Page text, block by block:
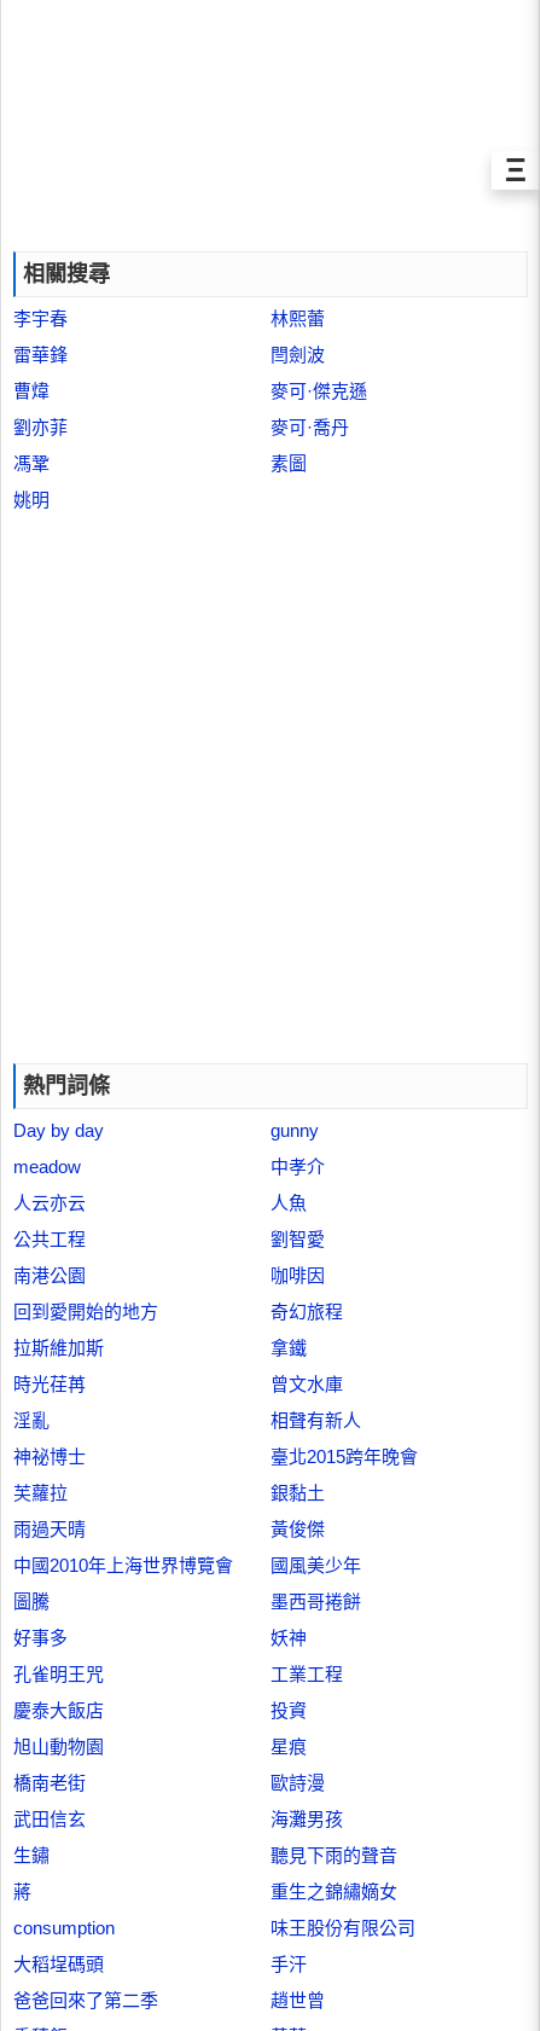
相關搜尋
李宇春
林熙蕾
雷華鋒
閆劍波
曹煒
麥可·傑克遜
劉亦菲
麥可·喬丹
馮鞏
素圖
姚明
熱門詞條
Day by day
gunny
meadow
中孝介
人云亦云
人魚
公共工程
劉智愛
南港公園
咖啡因
回到愛開始的地方
奇幻旅程
拉斯維加斯
拿鐵
時光荏苒
曾文水庫
淫亂
相聲有新人
神祕博士
臺北2015跨年晚會
芙蘿拉
銀黏土
雨過天晴
黃俊傑
中國2010年上海世界博覽會
國風美少年
圖騰
墨西哥捲餅
好事多
妖神
孔雀明王咒
工業工程
慶泰大飯店
投資
旭山動物園
星痕
橋南老街
歐詩漫
武田信玄
海灘男孩
生鏽
聽見下雨的聲音
蔣
重生之錦繡嫡女
consumption
味王股份有限公司
大稻埕碼頭
手汗
爸爸回來了第二季
趙世曾
Ξ